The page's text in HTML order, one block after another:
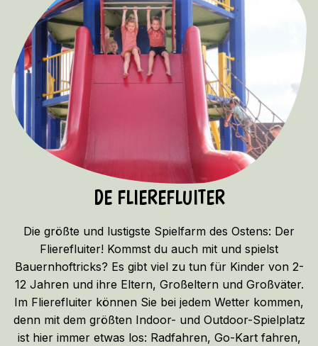
DE FLIEREFLUITER
Die größte und lustigste Spielfarm des Ostens: Der
Flierefluiter! Kommst du auch mit und spielst
Bauernhoftricks? Es gibt viel zu tun für Kinder von 2-
12 Jahren und ihre Eltern, Großeltern und Großväter.
Im Flierefluiter können Sie bei jedem Wetter kommen,
denn mit dem größten Indoor- und Outdoor-Spielplatz
ist hier immer etwas los: Radfahren, Go-Kart fahren,